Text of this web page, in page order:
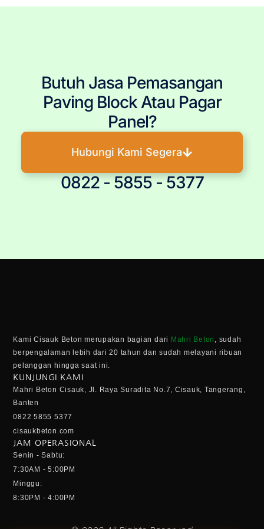
Butuh Jasa Pemasangan
Paving Block Atau Pagar
Panel?
Hubungi Kami Segera
0822 - 5855 - 5377
Kami Cisauk Beton merupakan bagian dari Mahri Beton , sudah
berpengalaman lebih dari 20 tahun dan sudah melayani ribuan
pelanggan hingga saat ini.
KUNJUNGI KAMI
Mahri Beton Cisauk, Jl. Raya Suradita No.7, Cisauk, Tangerang,
Banten
0822 5855 5377
cisaukbeton.com
JAM OPERASIONAL
Senin - Sabtu:
7:30AM - 5:00PM
Minggu:
8:30PM - 4:00PM